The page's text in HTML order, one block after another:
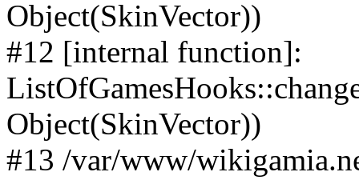
Object(SkinVector))
#12 [internal function]:
Object(SkinVector))
#13 /var/www/